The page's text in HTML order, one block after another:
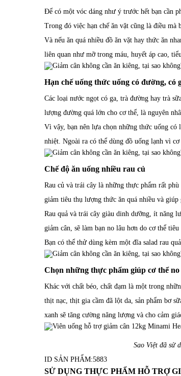
Để có một vóc dáng như ý trước hết bạn cần
Trong đó việc hạn chế ăn vặt cũng là điều
Và nếu ăn quá nhiều đồ ăn vặt hay thức ăn
liên quan như mỡ trong máu, huyết áp cao,
Hạn chế uống thức uống có đường, có
Các loại nước ngọt có ga, trà đường hay trà
lượng đường quá lớn cho cơ thể, là nguyên
Vì vậy, bạn nên lựa chọn những thức uống
nhiệt. Ngoài ra có thể dùng đồ uống lạnh vì
Chế độ ăn uống nhiều rau củ
Rau củ và trái cây là những thực phẩm rất
giảm tiêu thụ lượng thức ăn quá nhiều và giúp
Rau quả và trái cây giàu dinh dưỡng, ít năng
giảm cân, sẽ làm bạn no lâu hơn do cơ thể
Bạn có thể thử dùng kèm một đĩa salad rau
Chọn những thực phẩm giúp cơ thể no
Khác với chất béo, chất đạm là một trong
thịt nạc, thịt gia cầm đã lột da, sản phẩm bơ
xanh sẽ tăng cường năng lượng và cho cảm
Sao Việt đã sử
ID SẢN PHẨM:5883
SỬ DỤNG THỰC PHẨM HỖ TRỢ